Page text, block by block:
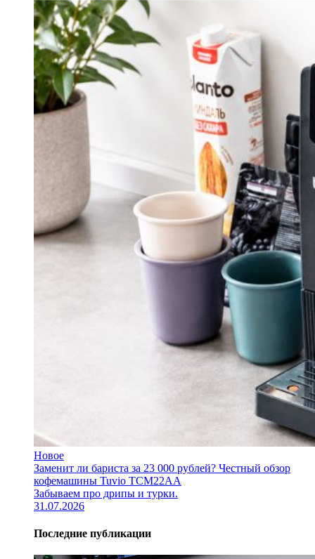
Новое
Заменит ли бариста за 23 000 рублей? Честный обзор
кофемашины Tuvio TCM22AA
Забываем про дрипы и турки.
31.07.2026
Последние публикации